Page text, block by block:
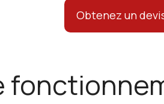
Obtenez un